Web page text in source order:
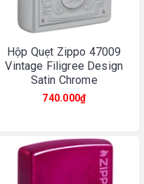
Hộp Quẹt Zippo 47009
Vintage Filigree Design
Satin Chrome
740.000₫